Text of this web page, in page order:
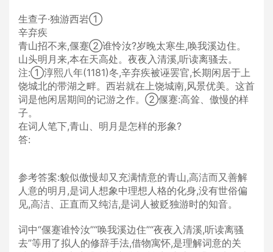
生查子·独游西岩①
辛弃疾
青山招不来,偃蹇②谁怜汝?岁晚太寒生,唤我溪边住。
山头明月来,本在天高处。夜夜入清溪,听读离骚去。
注:①淳熙八年(1181)冬,辛弃疾被诬罢官,长期闲居于上
饶城北的带湖之畔。西岩就在上饶城南,风景优美。这首
词是他闲居期间的记游之作。②偃蹇:高耸、傲慢的样
子。
在词人笔下,青山、明月是怎样的形象?
答:
参考答案:貌似傲慢却又充满情意的青山,高洁而又善解
人意的明月,是词人想象中理想人格的化身,没有世俗偏
见,高洁、正直而又纯洁,是词人被贬独游时的知音。
词中“偃蹇谁怜汝”“唤我溪边住”“夜夜入清溪,听读离骚
去”等用了拟人的修辞手法,借物寓怀,是理解词意的关